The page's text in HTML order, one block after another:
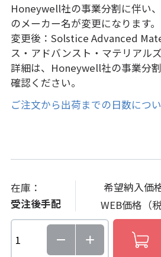
Honeywell社の事業分割に伴い
のメーカー名が変更になります。
変更後：Solstice Advanced
ス・アドバンスト・マテリアルズ
詳細は、Honeywell社の事業分
確認ください。
ご注文から出荷までの日数につ
在庫：
受注後手配
希望納入価
WEB価格